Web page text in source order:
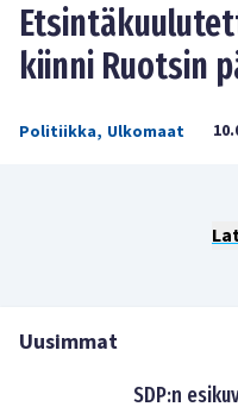
kiinni Ruotsin
Politiikka, Ulkomaat
Uusimmat
SDP:n